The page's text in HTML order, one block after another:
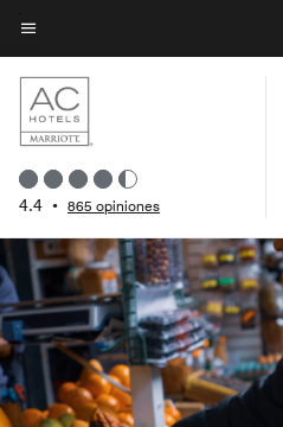
Skip
to
main
content
Texto del menú
4.4 • 865 opiniones